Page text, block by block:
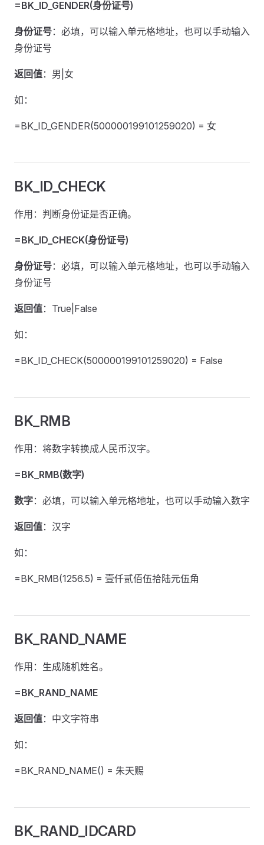
=BK_ID_GENDER(身份证号)
身份证号：必填，可以输入单元格地址，也可以手动输入
身份证号
返回值：男|女
如：
=BK_ID_GENDER(500000199101259020) = 女
BK_ID_CHECK
作用：判断身份证是否正确。
=BK_ID_CHECK(身份证号)
身份证号：必填，可以输入单元格地址，也可以手动输入
身份证号
返回值：True|False
如：
=BK_ID_CHECK(500000199101259020) = False
BK_RMB
作用：将数字转换成人民币汉字。
=BK_RMB(数字)
数字：必填，可以输入单元格地址，也可以手动输入数字
返回值：汉字
如：
=BK_RMB(1256.5) = 壹仟贰佰伍拾陆元伍角
BK_RAND_NAME
作用：生成随机姓名。
=BK_RAND_NAME
返回值：中文字符串
如：
=BK_RAND_NAME() = 朱天赐
BK_RAND_IDCARD